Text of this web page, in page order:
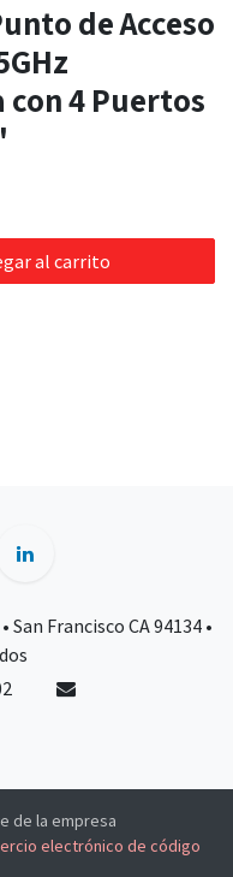
de Acceso
con 4 Puertos
al carrito
San Francisco CA 94134 •
de la empresa
electrónico de código